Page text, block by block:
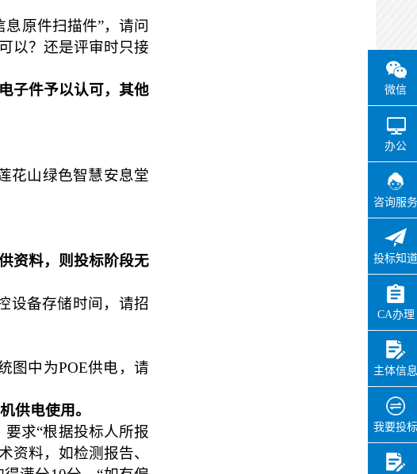
微信
办公
咨询服务
投标知道
CA办理
主体信息
我要投标
原件扫描件”，请问
以？还是评审时只接
子件予以认可，其他
花山绿色智慧安息堂
资料，则投标阶段无
设备存储时间，请招
图中为POE供电，请
供电使用。
要求“根据投标人所报
资料，如检测报告、